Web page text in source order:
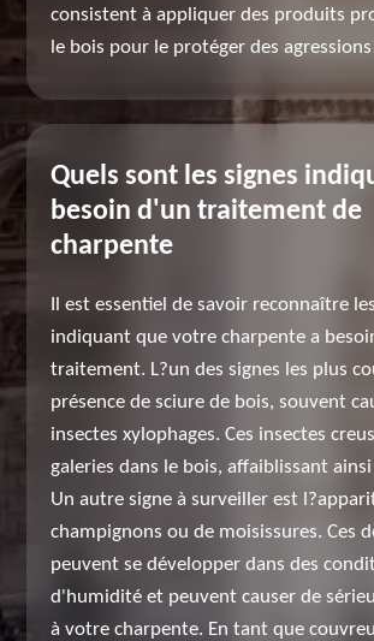
consistent à appliquer des produits
le bois pour le protéger des
Quels sont les signes
besoin d'un traitement de
charpente
Il est essentiel de savoir reconnaître
indiquant que votre charpente a
traitement. L?un des signes les plus
présence de sciure de bois, souvent
insectes xylophages. Ces insectes
galeries dans le bois, affaiblissant
Un autre signe à surveiller est
champignons ou de moisissures. Ces
peuvent se développer dans des
d'humidité et peuvent causer de
à votre charpente. En tant que